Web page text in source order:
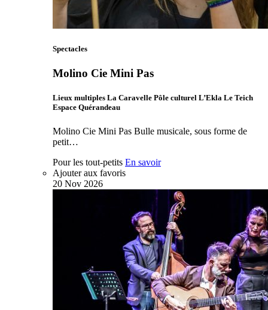
Spectacles
Molino Cie Mini Pas
Lieux multiples La Caravelle Pôle culturel L’Ekla Le Teich
Espace Quérandeau
Molino Cie Mini Pas Bulle musicale, sous forme de
petit…
Pour les tout-petits En savoir
Ajouter aux favoris
20 Nov 2026